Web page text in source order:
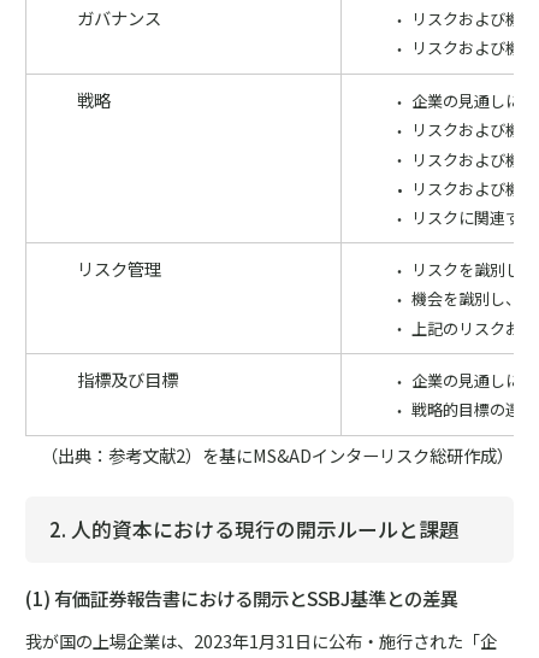
ガバナンス
リスクおよび機
リスクおよび機
戦略
企業の見通しに
リスクおよび機
リスクおよび機
リスクおよび機
リスクに関連す
リスク管理
リスクを識別し
機会を識別し、
上記のリスクお
指標及び目標
企業の見通しに
戦略的目標の達
（出典：参考文献2）を基にMS&ADインターリスク総研作成）
2. 人的資本における現行の開示ルールと課題
(1) 有価証券報告書における開示とSSBJ基準との差異
我が国の上場企業は、2023年1月31日に公布・施行された「企